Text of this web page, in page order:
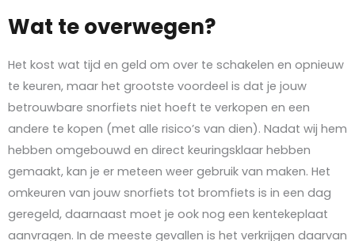
Wat te overwegen?
Het kost wat tijd en geld om over te schakelen en opnieuw
te keuren, maar het grootste voordeel is dat je jouw
betrouwbare snorfiets niet hoeft te verkopen en een
andere te kopen (met alle risico’s van dien). Nadat wij hem
hebben omgebouwd en direct keuringsklaar hebben
gemaakt, kan je er meteen weer gebruik van maken. Het
omkeuren van jouw snorfiets tot bromfiets is in een dag
geregeld, daarnaast moet je ook nog een kentekeplaat
aanvragen. In de meeste gevallen is het verkrijgen daarvan